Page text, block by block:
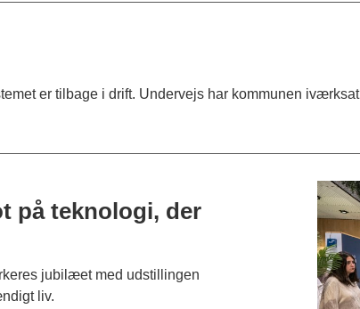
er tilbage i drift. Undervejs har kommunen iværksat
på teknologi, der
jubilæet med udstillingen
liv.